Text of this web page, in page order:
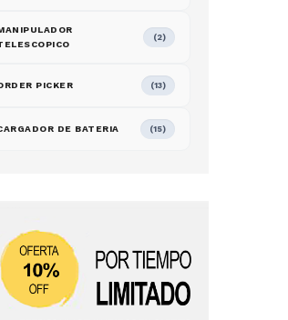
(2)
PICKER (13)
DE BATERIA (15)